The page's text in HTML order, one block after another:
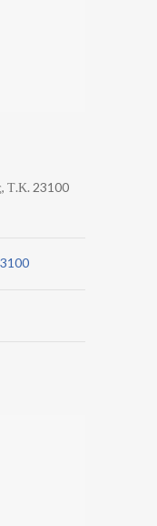
Τ.Κ. 23100